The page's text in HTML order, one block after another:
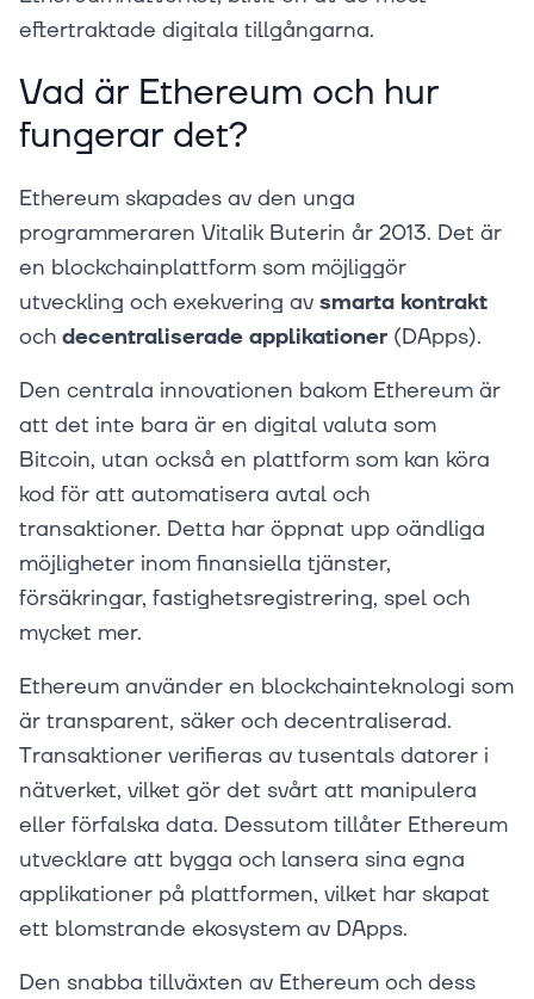
eftertraktade digitala tillgångarna.
Vad är Ethereum och hur
fungerar det?
Ethereum skapades av den unga
programmeraren Vitalik Buterin år 2013. Det är
en blockchainplattform som möjliggör
utveckling och exekvering av smarta kontrakt
och decentraliserade applikationer (DApps).
Den centrala innovationen bakom Ethereum är
att det inte bara är en digital valuta som
Bitcoin, utan också en plattform som kan köra
kod för att automatisera avtal och
transaktioner. Detta har öppnat upp oändliga
möjligheter inom finansiella tjänster,
försäkringar, fastighetsregistrering, spel och
mycket mer.
Ethereum använder en blockchainteknologi som
är transparent, säker och decentraliserad.
Transaktioner verifieras av tusentals datorer i
nätverket, vilket gör det svårt att manipulera
eller förfalska data. Dessutom tillåter Ethereum
utvecklare att bygga och lansera sina egna
applikationer på plattformen, vilket har skapat
ett blomstrande ekosystem av DApps.
Den snabba tillväxten av Ethereum och dess